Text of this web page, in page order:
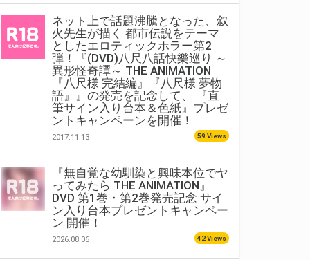
ネット上で話題沸騰となった、叙
火先生が描く 都市伝説をテーマ
としたエロティックホラー第2
弾！『(DVD)八尺八話快樂巡り ～
異形怪奇譚～ THE ANIMATION
『八尺様 完結編』『八尺様 夢物
語』』の発売を記念して、 『直
筆サイン入り台本＆色紙』プレゼ
ントキャンペーンを開催！
2017.11.13 59 Views
『無自覚な幼馴染と興味本位でヤ
ってみたら THE ANIMATION』
DVD 第1巻・第2巻発売記念 サイ
ン入り台本プレゼントキャンペー
ン 開催！
2026.08.06 42 Views